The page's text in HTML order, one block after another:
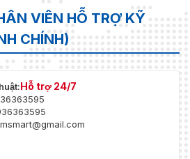
VIÊN HỖ TRỢ KỸ
CHÍNH)
Hỗ trợ 24/7